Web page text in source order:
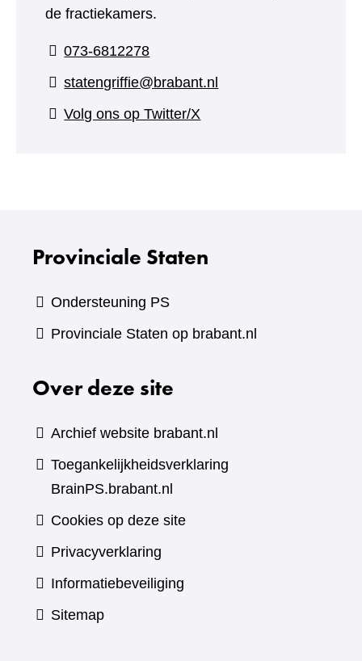
de fractiekamers.
073-6812278
statengriffie@brabant.nl
Volg ons op Twitter/X
Provinciale Staten
Ondersteuning PS
Provinciale Staten op brabant.nl
Over deze site
Archief website brabant.nl
Toegankelijkheidsverklaring
BrainPS.brabant.nl
Cookies op deze site
Privacyverklaring
Informatiebeveiliging
Sitemap